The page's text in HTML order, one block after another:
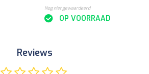
Nog niet gewaardeerd
OP VOORRAAD
Reviews